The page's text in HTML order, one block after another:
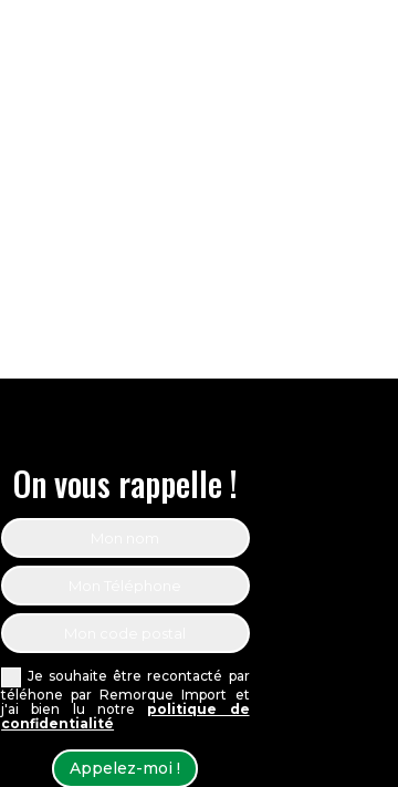
On vous rappelle !
Je souhaite être recontacté par
téléhone par Remorque Import et
j'ai bien lu notre politique de
confidentialité
Appelez-moi !